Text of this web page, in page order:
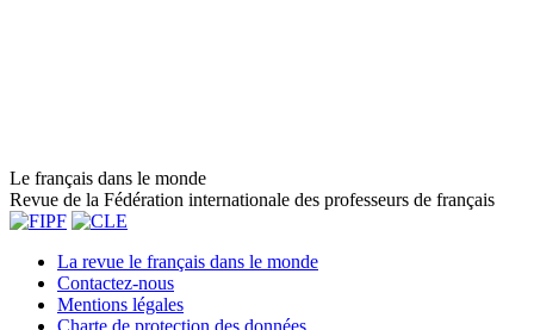
Le français dans le monde
Revue de la Fédération internationale des professeurs de français
La revue le français dans le monde
Contactez-nous
Mentions légales